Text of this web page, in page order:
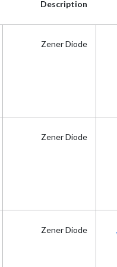
Description
Description
Zener Diode
Zener Diode
Zener Diode